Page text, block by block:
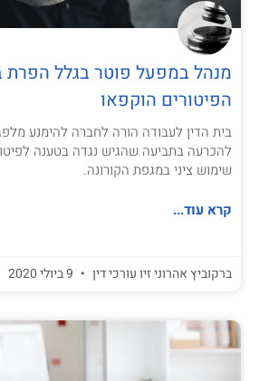
מנהל במפעל פוטר בגלל הפרת
הפיטורים הוקפאו
בית הדין לעבודה הורה לחברה להימנע
להכרעה בתביעה שהגיש נגדה בטענה
שימוש ציני במגפת הקורונה.
קרא עוד...
ברקוביץ אהרוני זיו עורכי דין